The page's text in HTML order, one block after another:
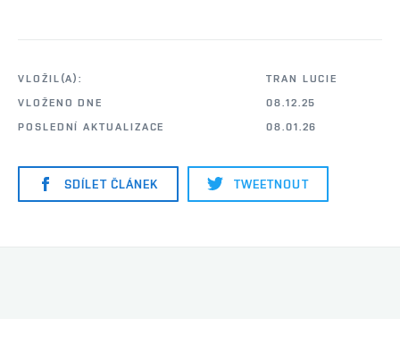
VLOŽIL(A):
TRAN LUCIE
VLOŽENO DNE
08.12.25
POSLEDNÍ AKTUALIZACE
08.01.26
SDÍLET ČLÁNEK TWEETNOUT